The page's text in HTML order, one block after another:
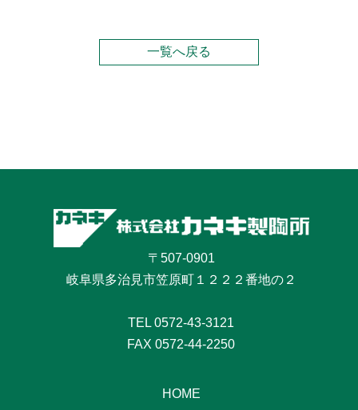
一覧へ戻る
〒507-0901
岐阜県多治見市笠原町１２２２番地の２
TEL 0572-43-3121
FAX 0572-44-2250
HOME